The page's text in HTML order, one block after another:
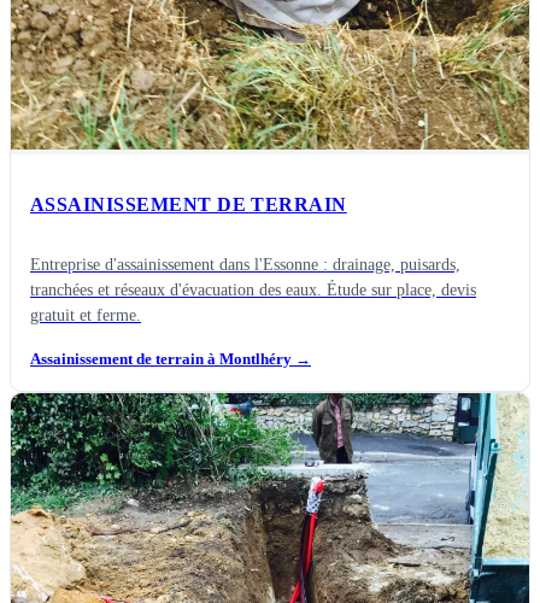
ASSAINISSEMENT DE TERRAIN
Entreprise d'assainissement dans l'Essonne : drainage, puisards,
tranchées et réseaux d'évacuation des eaux. Étude sur place, devis
gratuit et ferme.
Assainissement de terrain à Montlhéry →